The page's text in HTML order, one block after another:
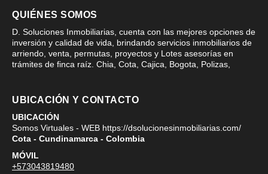
QUIÉNES SOMOS
D. Soluciones Inmobiliarias, cuenta con las mejores opciones de
inversión y calidad de vida, brindando servicios inmobiliarios de
arriendo, venta, permutas, proyectos y Lotes asesorías en
trámites de finca raíz. Chia, Cota, Cajica, Bogota, Polizas,
UBICACIÓN Y CONTACTO
UBICACIÓN
Somos Virtuales - WEB https://dsolucionesinmobiliarias.com/
Cota - Cundinamarca - Colombia
MÓVIL